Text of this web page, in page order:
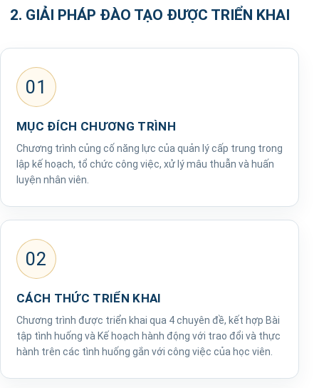
2. GIẢI PHÁP ĐÀO TẠO ĐƯỢC TRIỂN KHAI
01
MỤC ĐÍCH CHƯƠNG TRÌNH
Chương trình củng cố năng lực của quản lý cấp trung trong
lập kế hoạch, tổ chức công việc, xử lý mâu thuẫn và huấn
luyện nhân viên.
02
CÁCH THỨC TRIỂN KHAI
Chương trình được triển khai qua 4 chuyên đề, kết hợp Bài
tập tình huống và Kế hoạch hành động với trao đổi và thực
hành trên các tình huống gắn với công việc của học viên.